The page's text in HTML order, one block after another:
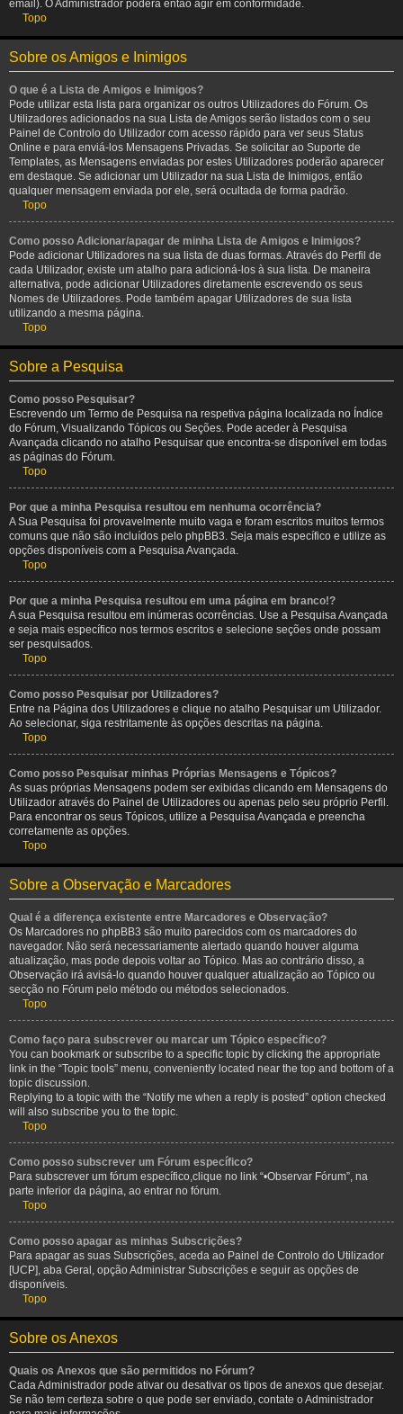
email). O Administrador poderá então agir em conformidade.
Topo
Sobre os Amigos e Inimigos
O que é a Lista de Amigos e Inimigos?
Pode utilizar esta lista para organizar os outros Utilizadores do Fórum. Os
Utilizadores adicionados na sua Lista de Amigos serão listados com o seu
Painel de Controlo do Utilizador com acesso rápido para ver seus Status
Online e para enviá-los Mensagens Privadas. Se solicitar ao Suporte de
Templates, as Mensagens enviadas por estes Utilizadores poderão aparecer
em destaque. Se adicionar um Utilizador na sua Lista de Inimigos, então
qualquer mensagem enviada por ele, será ocultada de forma padrão.
Topo
Como posso Adicionar/apagar de minha Lista de Amigos e Inimigos?
Pode adicionar Utilizadores na sua lista de duas formas. Através do Perfil de
cada Utilizador, existe um atalho para adicioná-los à sua lista. De maneira
alternativa, pode adicionar Utilizadores diretamente escrevendo os seus
Nomes de Utilizadores. Pode também apagar Utilizadores de sua lista
utilizando a mesma página.
Topo
Sobre a Pesquisa
Como posso Pesquisar?
Escrevendo um Termo de Pesquisa na respetiva página localizada no Índice
do Fórum, Visualizando Tópicos ou Seções. Pode aceder à Pesquisa
Avançada clicando no atalho Pesquisar que encontra-se disponível em todas
as páginas do Fórum.
Topo
Por que a minha Pesquisa resultou em nenhuma ocorrência?
A Sua Pesquisa foi provavelmente muito vaga e foram escritos muitos termos
comuns que não são incluídos pelo phpBB3. Seja mais específico e utilize as
opções disponíveis com a Pesquisa Avançada.
Topo
Por que a minha Pesquisa resultou em uma página em branco!?
A sua Pesquisa resultou em inúmeras ocorrências. Use a Pesquisa Avançada
e seja mais específico nos termos escritos e selecione seções onde possam
ser pesquisados.
Topo
Como posso Pesquisar por Utilizadores?
Entre na Página dos Utilizadores e clique no atalho Pesquisar um Utilizador.
Ao selecionar, siga restritamente às opções descritas na página.
Topo
Como posso Pesquisar minhas Próprias Mensagens e Tópicos?
As suas próprias Mensagens podem ser exibidas clicando em Mensagens do
Utilizador através do Painel de Utilizadores ou apenas pelo seu próprio Perfil.
Para encontrar os seus Tópicos, utilize a Pesquisa Avançada e preencha
corretamente as opções.
Topo
Sobre a Observação e Marcadores
Qual é a diferença existente entre Marcadores e Observação?
Os Marcadores no phpBB3 são muito parecidos com os marcadores do
navegador. Não será necessariamente alertado quando houver alguma
atualização, mas pode depois voltar ao Tópico. Mas ao contrário disso, a
Observação irá avisá-lo quando houver qualquer atualização ao Tópico ou
secção no Fórum pelo método ou métodos selecionados.
Topo
Como faço para subscrever ou marcar um Tópico específico?
You can bookmark or subscribe to a specific topic by clicking the appropriate
link in the “Topic tools” menu, conveniently located near the top and bottom of a
topic discussion.
Replying to a topic with the “Notify me when a reply is posted” option checked
will also subscribe you to the topic.
Topo
Como posso subscrever um Fórum específico?
Para subscrever um fórum específico,clique no link “•Observar Fórum”, na
parte inferior da página, ao entrar no fórum.
Topo
Como posso apagar as minhas Subscrições?
Para apagar as suas Subscrições, aceda ao Painel de Controlo do Utilizador
[UCP], aba Geral, opção Administrar Subscrições e seguir as opções de
disponíveis.
Topo
Sobre os Anexos
Quais os Anexos que são permitidos no Fórum?
Cada Administrador pode ativar ou desativar os tipos de anexos que desejar.
Se não tem certeza sobre o que pode ser enviado, contate o Administrador